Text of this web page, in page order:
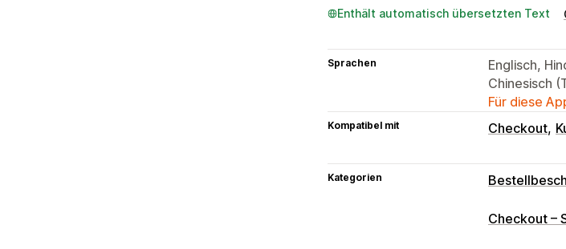
Enthält automatisch übersetzten Text
Sprachen
Englisch,
Chinesisch
Für diese
Kompatibel mit Checkout
Kategorien
Checkout –